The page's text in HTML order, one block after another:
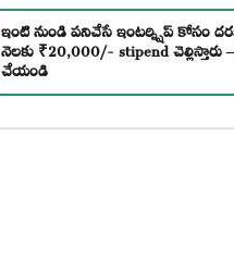
ఇంటి నుండి పనిచేసే ఇంటర్న్షిప్ కోసం
నెలకు ₹20,000/- stipend చెల్లిస్తారు
చేయండి